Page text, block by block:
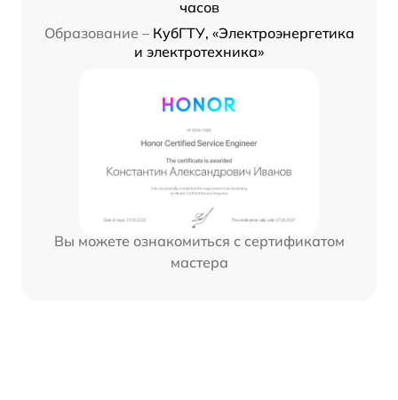
часов
Образование – КубГТУ, «Электроэнергетика
и электротехника»
Вы можете ознакомиться с сертификатом
мастера